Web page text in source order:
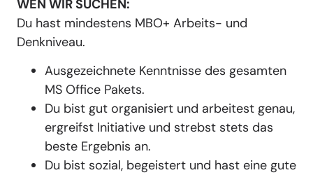
WEN WIR SUCHEN:
Du hast mindestens MBO+ Arbeits- und
Denkniveau.
Ausgezeichnete Kenntnisse des gesamten
MS Office Pakets.
Du bist gut organisiert und arbeitest genau,
ergreifst Initiative und strebst stets das
beste Ergebnis an.
Du bist sozial, begeistert und hast eine gute